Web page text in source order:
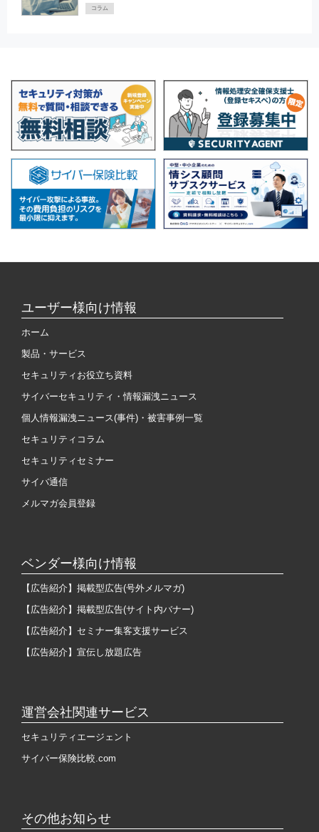
コラム
ユーザー様向け情報
ホーム
製品・サービス
セキュリティお役立ち資料
サイバーセキュリティ・情報漏洩ニュース
個人情報漏洩ニュース(事件)・被害事例一覧
セキュリティコラム
セキュリティセミナー
サイバ通信
メルマガ会員登録
ベンダー様向け情報
【広告紹介】掲載型広告(号外メルマガ)
【広告紹介】掲載型広告(サイト内バナー)
【広告紹介】セミナー集客支援サービス
【広告紹介】宣伝し放題広告
運営会社関連サービス
セキュリティエージェント
サイバー保険比較.com
その他お知らせ